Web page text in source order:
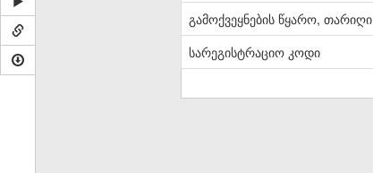
გამოქვეყნების წყარო, თარიღი
სარეგისტრაციო კოდი